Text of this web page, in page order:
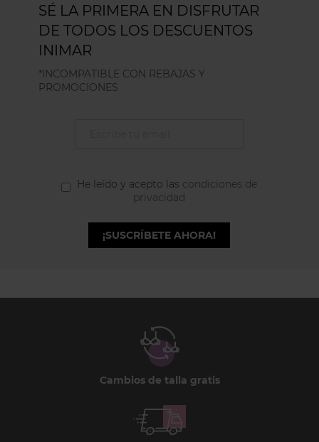
SÉ LA PRIMERA EN DISFRUTAR
DE TODOS LOS DESCUENTOS
INIMAR
*INCOMPATIBLE CON REBAJAS Y
PROMOCIONES
He leído y acepto las condiciones de
privacidad
¡SUSCRÍBETE AHORA!
Cambios de talla gratis